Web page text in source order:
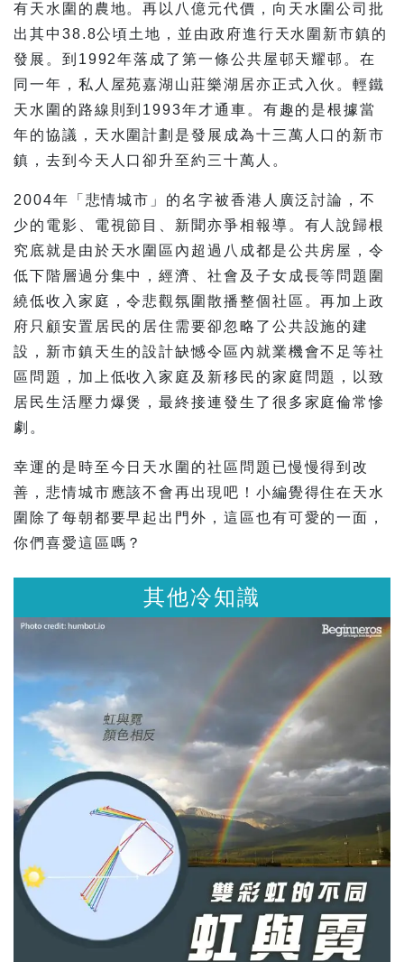
有天水圍的農地。再以八億元代價，向天水圍公司批
出其中38.8公頃土地，並由政府進行天水圍新市鎮的
發展。到1992年落成了第一條公共屋邨天耀邨。在
同一年，私人屋苑嘉湖山莊樂湖居亦正式入伙。輕鐵
天水圍的路線則到1993年才通車。有趣的是根據當
年的協議，天水圍計劃是發展成為十三萬人口的新市
鎮，去到今天人口卻升至約三十萬人。
2004年「悲情城市」的名字被香港人廣泛討論，不
少的電影、電視節目、新聞亦爭相報導。有人說歸根
究底就是由於天水圍區內超過八成都是公共房屋，令
低下階層過分集中，經濟、社會及子女成長等問題圍
繞低收入家庭，令悲觀氛圍散播整個社區。再加上政
府只顧安置居民的居住需要卻忽略了公共設施的建
設，新市鎮天生的設計缺憾令區內就業機會不足等社
區問題，加上低收入家庭及新移民的家庭問題，以致
居民生活壓力爆煲，最終接連發生了很多家庭倫常慘
劇。
幸運的是時至今日天水圍的社區問題已慢慢得到改
善，悲情城市應該不會再出現吧！小編覺得住在天水
圍除了每朝都要早起出門外，這區也有可愛的一面，
你們喜愛這區嗎？
其他冷知識